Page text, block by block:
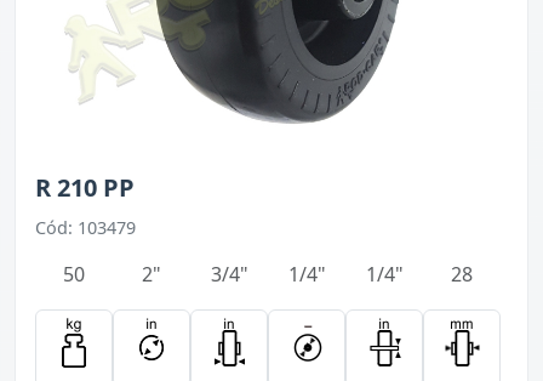
R 210 PP
Cód: 103479
50 2" 3/4" 1/4" 1/4" 28